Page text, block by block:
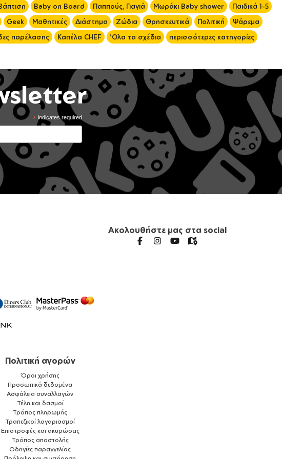
Baby on Board Παππούς, Γιαγιά Μωράκι Baby shower
Παιδικά 1-5
Geek Μαθητικές Διάστημα Ζώδια Θρησκευτικά Πολιτική
Ψάρεμα
παρέλασης Καπέλα CHEF 'Ολα τα σχέδια περισσότερες κατηγορίες
*indicates required
Ακολουθήστε μας στα social
Πολιτική αγορών
Όροι χρήσης
Προσωπικά δεδομένα
Ασφάλεια συναλλαγών
Τέλη και δασμοί
Τρόπος πληρωμής
Τραπεζικοί λογαριασμοί
Επιστροφές και ακυρώσεις
Τρόπος αποστολής
Οδηγίες παραγγελίας